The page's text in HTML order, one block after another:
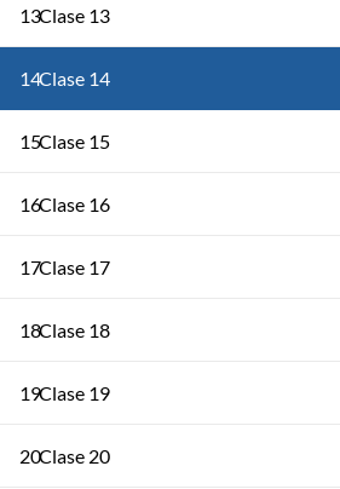
13Clase 13
14Clase 14
15Clase 15
16Clase 16
17Clase 17
18Clase 18
19Clase 19
20Clase 20